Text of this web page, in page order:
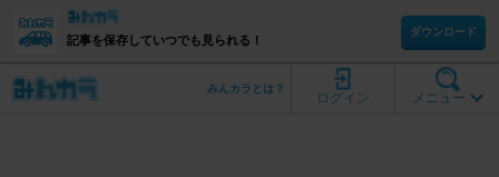
記事を保存していつでも見られる！
ダウンロード
メニュー
ログイン
みんカラとは？